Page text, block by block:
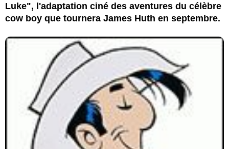
Luke", l'adaptation ciné des aventures du célèbre
cow boy que tournera James Huth en septembre.